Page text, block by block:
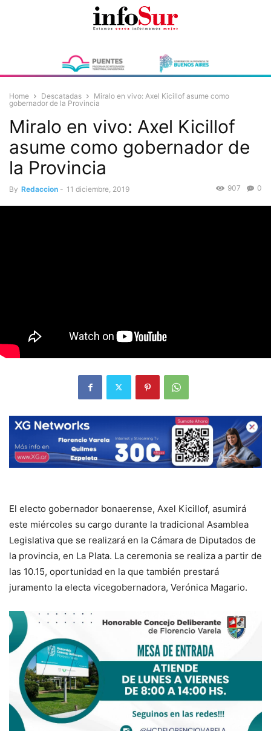
Home Descatadas
Miralo en vivo: Axel Kicillof asume como
gobernador de la Provincia
Miralo en vivo: Axel Kicillof
asume como gobernador de
la Provincia
By Redaccion - 11 diciembre, 2019 0
907
El electo gobernador bonaerense, Axel Kicillof, asumirá
este miércoles su cargo durante la tradicional Asamblea
Legislativa que se realizará en la Cámara de Diputados de
la provincia, en La Plata. La ceremonia se realiza a partir de
las 10.15, oportunidad en la que también prestará
juramento la electa vicegobernadora, Verónica Magario.